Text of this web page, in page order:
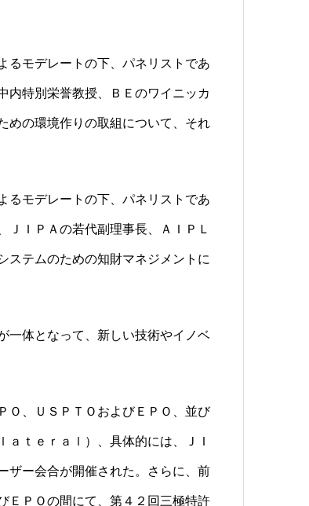
るモデレートの下、パネリストであ
内特別栄誉教授、ＢＥのワイニッカ
めの環境作りの取組について、それ
るモデレートの下、パネリストであ
ＪＩＰＡの若代副理事長、ＡＩＰＬ
ステムのための知財マネジメントに
一体となって、新しい技術やイノベ
Ｏ、ＵＳＰＴＯおよびＥＰＯ、並び
ｔｅｒａｌ）、具体的には、ＪＩ
ザー会合が開催された。さらに、前
ＥＰＯの間にて、第４２回三極特許